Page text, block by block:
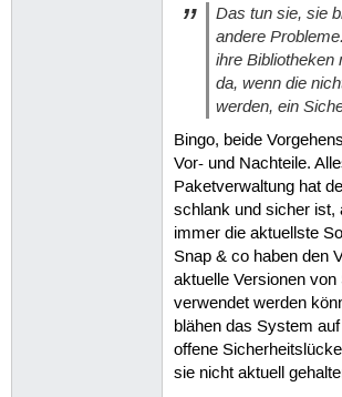
Das tun sie, sie
andere
ihre Bibliotheken
da, wenn die
werden, ein
Bingo, beide
Vor- und Nachteile.
Paketverwaltung hat
schlank und sicher ist,
immer die aktuellste
Snap & co haben den
aktuelle Versionen von
verwendet werden
blähen das System
offene
sie nicht aktuell